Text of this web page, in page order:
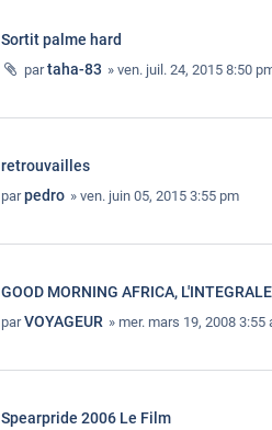
Sortit palme hard
partaha-83 » ven. juil. 24, 2015 8:50
retrouvailles
parpedro » ven. juin 05, 2015 3:55 pm
GOOD MORNING AFRICA,
parVOYAGEUR » mer. mars 19, 2008 3:55
Spearpride 2006 Le Film